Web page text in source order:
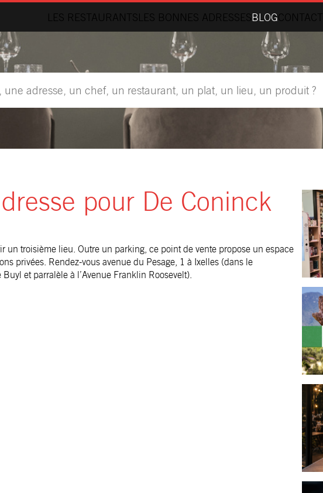
LES RESTAURANTSLES BONNES ADRESSESBLOGCONTACT
pour De Coninck
un troisième lieu. Outre un parking, ce point de vente propose un espace
privées. Rendez-vous avenue du Pesage, 1 à Ixelles (dans le
et parralèle à l’Avenue Franklin Roosevelt).